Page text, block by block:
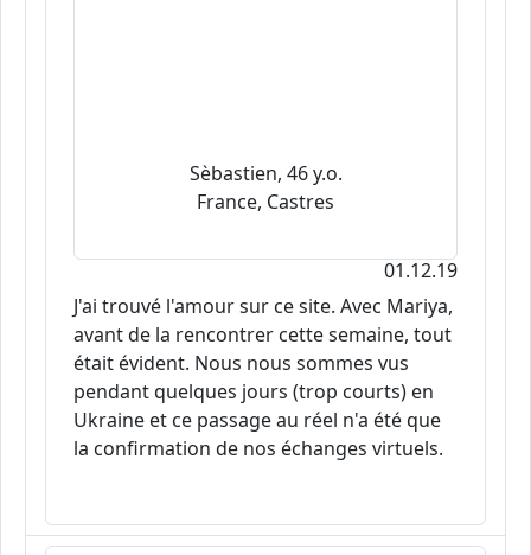
Sèbastien, 46 y.o.
France, Castres
01.12.19
J'ai trouvé l'amour sur ce site. Avec Mariya,
avant de la rencontrer cette semaine, tout
était évident. Nous nous sommes vus
pendant quelques jours (trop courts) en
Ukraine et ce passage au réel n'a été que
la confirmation de nos échanges virtuels.